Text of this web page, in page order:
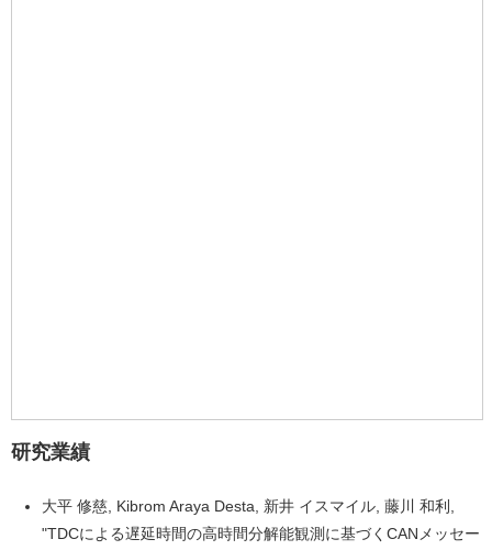
研究業績
大平 修慈, Kibrom Araya Desta, 新井 イスマイル, 藤川 和利,
"TDCによる遅延時間の高時間分解能観測に基づくCANメッセー